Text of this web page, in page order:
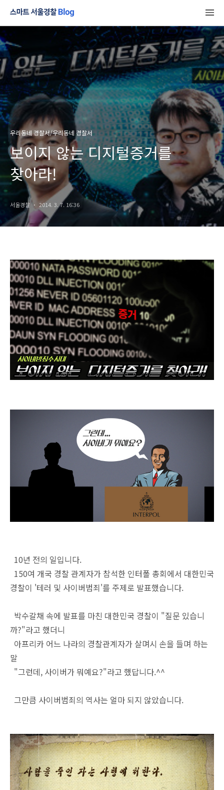
우리동네 경찰서/우리동네 경찰서
보이지 않는 디지털증거를
찾아라!
서울경찰 2014. 3. 7. 16:36
10년 전의 일입니다.
150여 개국 경찰 관계자가 참석한 인터폴 총회에서 대한민국
경찰이 '테러 및 사이버범죄'를 주제로 발표했습니다.
박수갈채 속에 발표를 마친 대한민국 경찰이 "질문 있습니
까?"라고 했더니
아프리카 어느 나라의 경찰관계자가 살며시 손을 들며 하는
말
"그런데, 사이버가 뭐예요?"라고 했답니다.^^
그만큼 사이버범죄의 역사는 얼마 되지 않았습니다.